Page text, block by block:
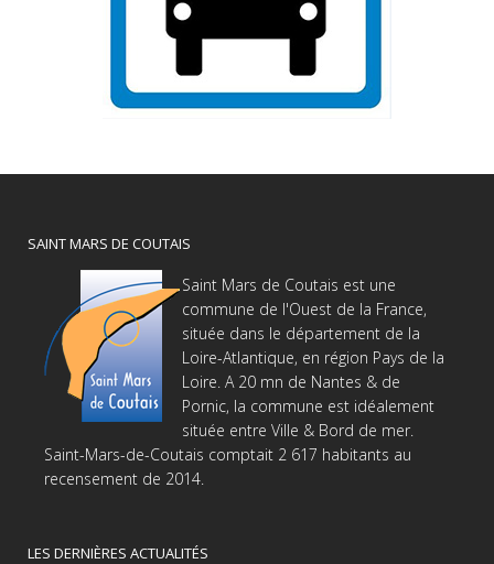
SAINT MARS DE COUTAIS
Saint Mars de Coutais est une
commune de l'Ouest de la France,
située dans le département de la
Loire-Atlantique, en région Pays de la
Loire. A 20 mn de Nantes & de
Pornic, la commune est idéalement
située entre Ville & Bord de mer.
Saint-Mars-de-Coutais comptait 2 617 habitants au
recensement de 2014.
LES DERNIÈRES ACTUALITÉS